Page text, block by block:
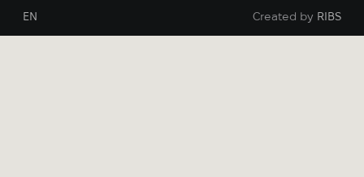
EN Created by RIBS